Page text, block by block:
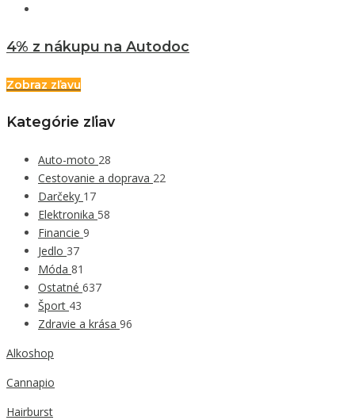
4% z nákupu na Autodoc
Zobraz zľavu
Kategórie zľiav
Auto-moto 28
Cestovanie a doprava 22
Darčeky 17
Elektronika 58
Financie 9
Jedlo 37
Móda 81
Ostatné 637
Šport 43
Zdravie a krása 96
Alkoshop
Cannapio
Hairburst